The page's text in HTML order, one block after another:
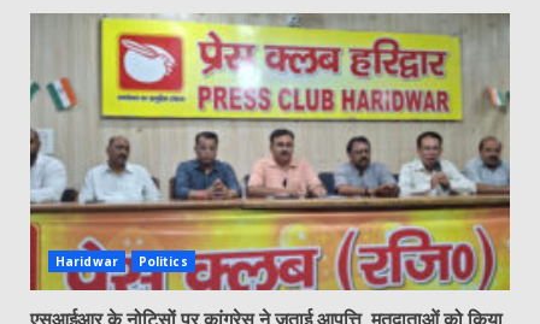
Haridwar Politics